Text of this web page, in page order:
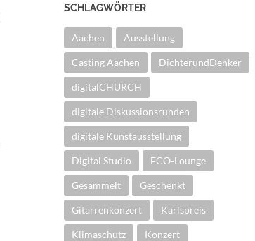
SCHLAGWÖRTER
Aachen Ausstellung
Casting Aachen DichterundDenker
digitalCHURCH
digitale Diskussionsrunden
digitale Kunstausstellung
Digital Studio ECO-Lounge
Gesammelt Geschenkt
Gitarrenkonzert Karlspreis
Klimaschutz Konzert